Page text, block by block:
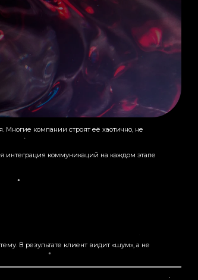
Многие компании строят её хаотично, не
интеграция коммуникаций на каждом этапе
В результате клиент видит «шум», а не